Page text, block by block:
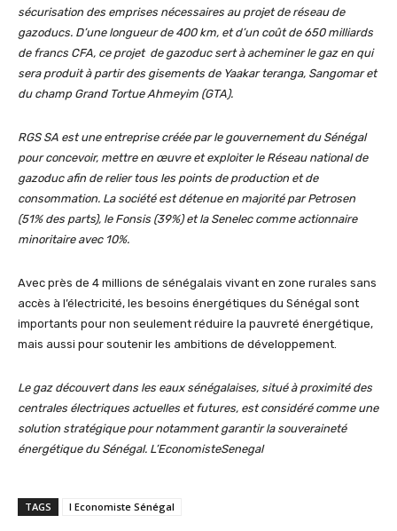
sécurisation des emprises nécessaires au projet de réseau de
gazoducs. D’une longueur de 400 km, et d’un coût de 650 milliards
de francs CFA, ce projet de gazoduc sert à acheminer le gaz en qui
sera produit à partir des gisements de Yaakar teranga, Sangomar et
du champ Grand Tortue Ahmeyim (GTA).
RGS SA est une entreprise créée par le gouvernement du Sénégal
pour concevoir, mettre en œuvre et exploiter le Réseau national de
gazoduc afin de relier tous les points de production et de
consommation. La société est détenue en majorité par Petrosen
(51% des parts), le Fonsis (39%) et la Senelec comme actionnaire
minoritaire avec 10%.
Avec près de 4 millions de sénégalais vivant en zone rurales sans
accès à l’électricité, les besoins énergétiques du Sénégal sont
importants pour non seulement réduire la pauvreté énergétique,
mais aussi pour soutenir les ambitions de développement.
Le gaz découvert dans les eaux sénégalaises, situé à proximité des
centrales électriques actuelles et futures, est considéré comme une
solution stratégique pour notamment garantir la souveraineté
énergétique du Sénégal. L’EconomisteSenegal
TAGS l Economiste Sénégal